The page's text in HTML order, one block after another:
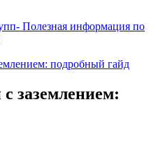
Полезная информация по
подробный гайд
заземлением: